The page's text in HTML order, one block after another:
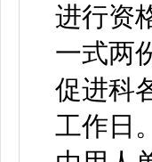
进行资
一式两
促进科
工作日